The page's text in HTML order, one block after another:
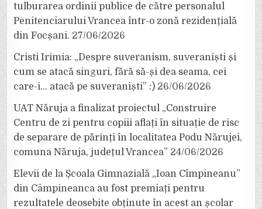
tulburarea ordinii publice de către personalul
Penitenciarului Vrancea într-o zonă rezidențială
din Focșani. 27/06/2026
Cristi Irimia: „Despre suveranism, suveraniști și
cum se atacă singuri, fără să-și dea seama, cei
care-i… atacă pe suveraniști” :) 26/06/2026
UAT Năruja a finalizat proiectul „Construire
Centru de zi pentru copiii aflați în situație de risc
de separare de părinți în localitatea Podu Nărujei,
comuna Năruja, județul Vrancea” 24/06/2026
Elevii de la Școala Gimnazială „Ioan Cîmpineanu”
din Câmpineanca au fost premiați pentru
rezultatele deosebite obținute în acest an școlar